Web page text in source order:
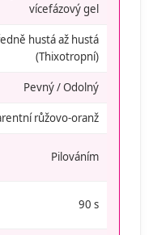
vícefázový gel
hustá až hustá
(Thixotropní)
Pevný / Odolný
růžovo-oranž
Pilováním
90 s